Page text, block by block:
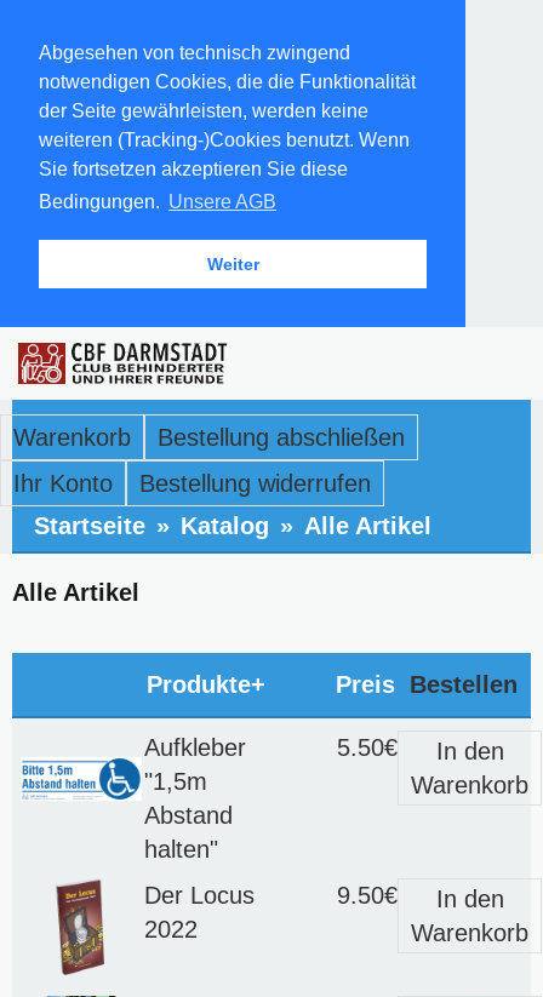
Abgesehen von technisch zwingend
notwendigen Cookies, die die Funktionalität
der Seite gewährleisten, werden keine
weiteren (Tracking-)Cookies benutzt. Wenn
Sie fortsetzen akzeptieren Sie diese
Bedingungen. Unsere AGB
Weiter
Warenkorb
Bestellung abschließen
Ihr Konto
Bestellung widerrufen
Startseite » Katalog » Alle Artikel
Alle Artikel
Produkte+ Preis Bestellen
Aufkleber
"1,5m
Abstand
halten"
5.50€
In den
Warenkorb
Der Locus
2022
9.50€
In den
Warenkorb